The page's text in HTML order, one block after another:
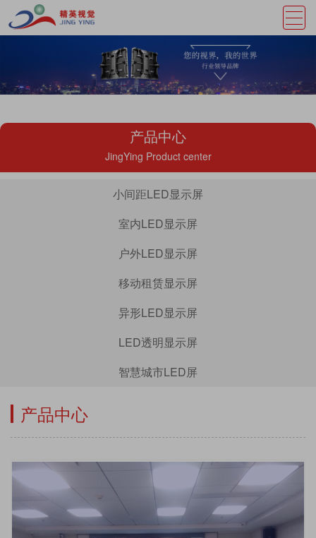
产品中心
JingYing Product center
小间距LED显示屏
室内LED显示屏
户外LED显示屏
移动租赁显示屏
异形LED显示屏
LED透明显示屏
智慧城市LED屏
产品中心